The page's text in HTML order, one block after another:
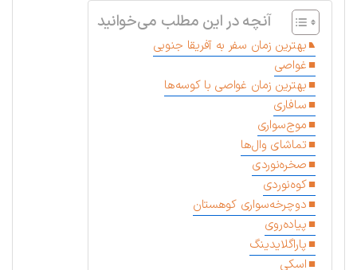
آنچه در این مطلب می‌خوانید
بهترین زمان سفر به آفریقا جنوبی
غواصی
بهترین زمان غواصی با کوسه‌ها
سافاری
موج‌سواری
تماشای وال‌ها
صخره‌نوردی
کوه‌نوردی
دوچرخه‌سواری کوهستان
پیاده‌روی
پاراگلایدینگ
اسکی